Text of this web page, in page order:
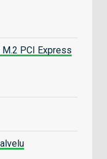
PCI Express